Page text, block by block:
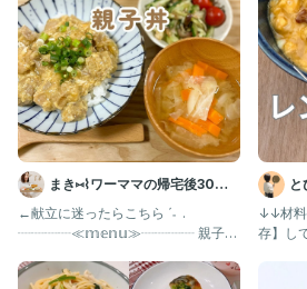
＊この材料使ったレシピ教えて！
などあればぜひコメント欄で教えてくだ
まい⁑ レシピ検索から卒業♡栄養士の爆
👉@mai_gohan_kids
*. 管理栄養士ママのもう悩まん離乳食 .*
ꕤストーリーで毎日の献立配信中✨
ꕤ１品でも栄養たっぷりレシピ🍖🥦
ꕤ知らなきゃ損⁉︎😳栄養のお話
ꕤ管理栄養士/食生活アドバイザー
📍離乳食相談受付中▷▶︎【相談希望！】
まき⑅⌇ワーママの帰宅後30分
ごはん
←献立に迷ったらこちら ˊ˗ .
┈┈┈┈≪𝕞𝕖𝕟𝕦≫┈┈┈┈ 親子丼
レ
↓↓材料
存】し